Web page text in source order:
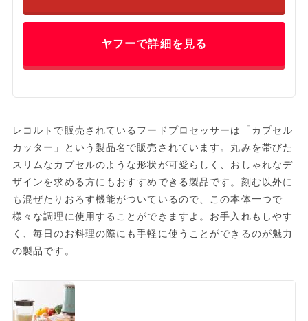
ヤフーで詳細を見る
レコルトで販売されているフードプロセッサーは「カプセル
カッター」という製品名で販売されています。丸みを帯びた
スリムなカプセルのような形状が可愛らしく、おしゃれなデ
ザインを求める方にもおすすめできる製品です。刻む以外に
も混ぜたりおろす機能がついているので、この本体一つで
様々な調理に使用することができますよ。お手入れもしやす
く、毎日のお料理の際にも手軽に使うことができるのが魅力
の製品です。